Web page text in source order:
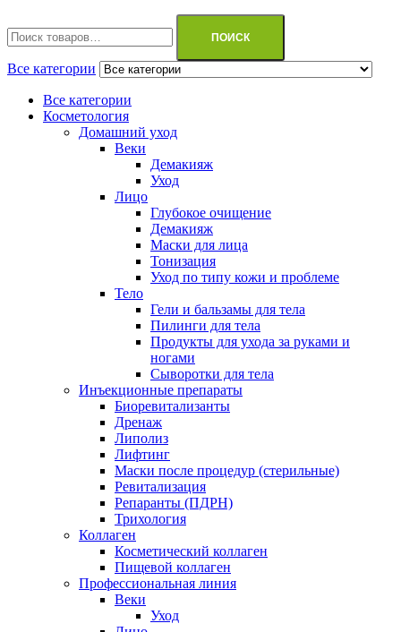
ПОИСК
Все категории
Все категории
Косметология
Домашний уход
Веки
Демакияж
Уход
Лицо
Глубокое очищение
Демакияж
Маски для лица
Тонизация
Уход по типу кожи и проблеме
Тело
Гели и бальзамы для тела
Пилинги для тела
Продукты для ухода за руками и
ногами
Сыворотки для тела
Инъекционные препараты
Биоревитализанты
Дренаж
Липолиз
Лифтинг
Маски после процедур (стерильные)
Ревитализация
Репаранты (ПДРН)
Трихология
Коллаген
Косметический коллаген
Пищевой коллаген
Профессиональная линия
Веки
Уход